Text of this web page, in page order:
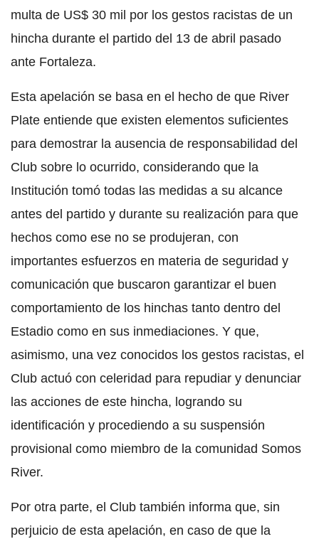
multa de US$ 30 mil por los gestos racistas de un
hincha durante el partido del 13 de abril pasado
ante Fortaleza.
Esta apelación se basa en el hecho de que River
Plate entiende que existen elementos suficientes
para demostrar la ausencia de responsabilidad del
Club sobre lo ocurrido, considerando que la
Institución tomó todas las medidas a su alcance
antes del partido y durante su realización para que
hechos como ese no se produjeran, con
importantes esfuerzos en materia de seguridad y
comunicación que buscaron garantizar el buen
comportamiento de los hinchas tanto dentro del
Estadio como en sus inmediaciones. Y que,
asimismo, una vez conocidos los gestos racistas, el
Club actuó con celeridad para repudiar y denunciar
las acciones de este hincha, logrando su
identificación y procediendo a su suspensión
provisional como miembro de la comunidad Somos
River.
Por otra parte, el Club también informa que, sin
perjuicio de esta apelación, en caso de que la